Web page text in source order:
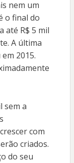
nem um
o final do
até R$ 5 mil
A última
2015.
sem a
com
criados.
do seu